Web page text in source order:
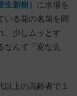
新樹） に水場を
いる花の名前を間
、少しムッとす
なんて「変な先
以上の高齢者で１